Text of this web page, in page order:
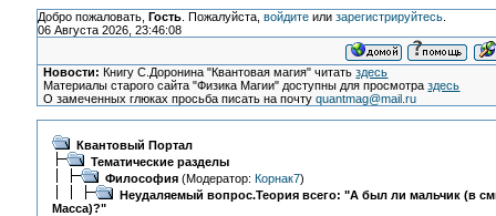
Добро пожаловать, Гость. Пожалуйста, войдитеили зарегистрируйтесь.
06 Августа 2026, 23:46:08
Новости: Книгу С.Доронина "Квантовая магия" читатьздесь
Материалы старого сайта "Физика Магии" доступны для просмотраздесь
О замеченных глюках просьба писать на почтуquantmag@mail.ru
Квантовый Портал
Тематические разделы
Философия(Модератор: Корнак7)
Неудаляемый вопрос.Теория всего: "А был ли мальчик (в
Масса)?"